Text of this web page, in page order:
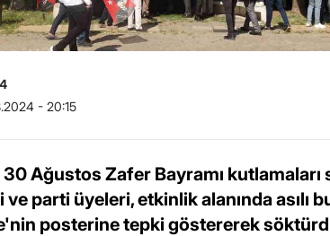
- 20:15
Ağustos Zafer Bayramı kutlamaları
parti üyeleri, etkinlik alanında asılı
posterine tepki göstererek